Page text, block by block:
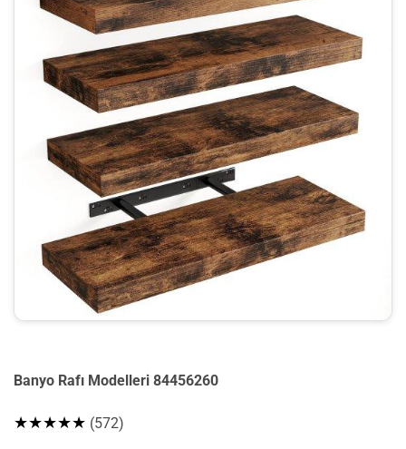
Banyo Rafı Modelleri 84456260
★★★★★ (572)